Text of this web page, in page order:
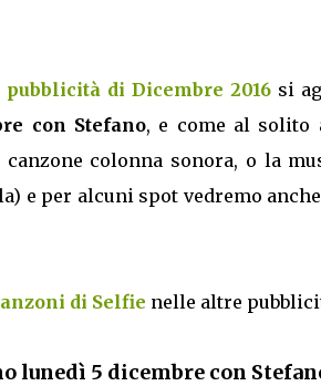
pubblicità di Dicembre 2016si
con Stefano, e come al solito
colonna sonora, o la
e per alcuni spot vedremo
di Selfie nelle altre
lunedì 5 dicembre con